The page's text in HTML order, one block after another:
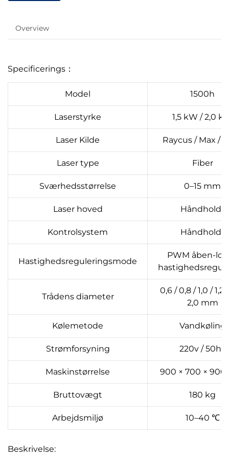
Overview
Specificerings：
Model 1500h
Laserstyrke 1,5 kW / 2,0
Laser Kilde Raycus / Max /
Laser type Fiber
Sværhedsstørrelse 0–15 mm
Laser hoved Håndholdt
Kontrolsystem Håndholdt
Hastighedsreguleringsmode
PWM åben-
Trådens diameter
0,6 / 0,8 / 1,0 / 1,2
2,0 mm
Kølemetode Vandkøling
Strømforsyning 220v / 50hz
Maskinstørrelse 900 × 700 × 900
Bruttovægt 180 kg
Arbejdsmiljø 10–40 ℃
Beskrivelse: